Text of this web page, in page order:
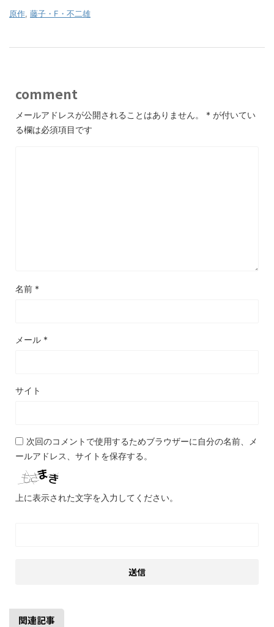
原作 藤子・F・不二雄
comment
メールアドレスが公開されることはありません。 * が付いてい
る欄は必須項目です
名前 *
メール *
サイト
次回のコメントで使用するためブラウザーに自分の名前、メ
ールアドレス、サイトを保存する。
上に表示された文字を入力してください。
関連記事